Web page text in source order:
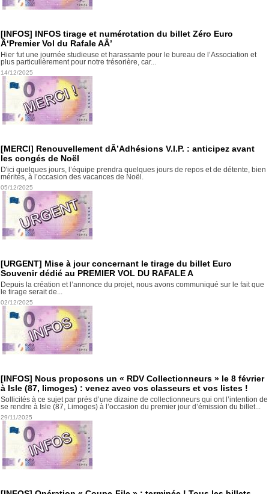
[INFOS] INFOS tirage et numérotation du billet Zéro Euro
Â‘Premier Vol du Rafale AÂ’
Hier fut une journée studieuse et harassante pour le bureau de l’Association et
plus particulièrement pour notre trésorière, car...
14/12/2025
[MERCI] Renouvellement dÂ’Adhésions V.I.P. : anticipez avant
les congés de Noël
D'ici quelques jours, l’équipe prendra quelques jours de repos et de détente, bien
mérités, à l’occasion des vacances de Noël.
05/12/2025
[URGENT] Mise à jour concernant le tirage du billet Euro
Souvenir dédié au PREMIER VOL DU RAFALE A
Depuis la création et l’annonce du projet, nous avons communiqué sur le fait que
le tirage serait de...
02/12/2025
[INFOS] Nous proposons un « RDV Collectionneurs » le 8 février
à Isle (87, limoges) : venez avec vos classeurs et vos listes !
Sollicités à ce sujet par prés d’une dizaine de collectionneurs qui ont l’intention de
se rendre à Isle (87, Limoges) à l’occasion du premier jour d’émission du billet...
29/11/2025